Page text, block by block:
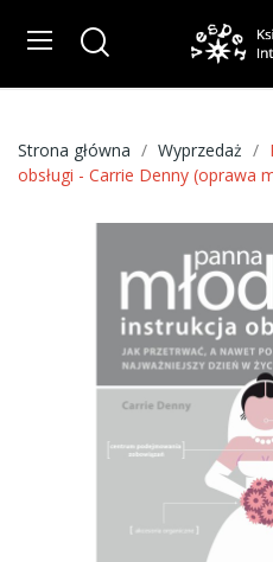
Strona główna Wyprzedaż
obsługi - Carrie Denny (oprawa